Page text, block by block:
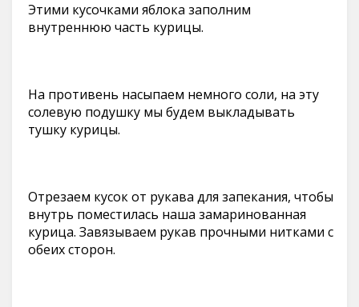
Этими кусочками яблока заполним
внутреннюю часть курицы.
На противень насыпаем немного соли, на эту
солевую подушку мы будем выкладывать
тушку курицы.
Отрезаем кусок от рукава для запекания, чтобы
внутрь поместилась наша замаринованная
курица. Завязываем рукав прочными нитками с
обеих сторон.